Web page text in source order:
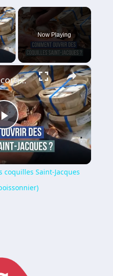
×
Now Playing
×
Play
Video
Comment décortiquer des coquilles Saint-Jacques blanches ? (2 astuces de poissonnier)
Saint-Jacques